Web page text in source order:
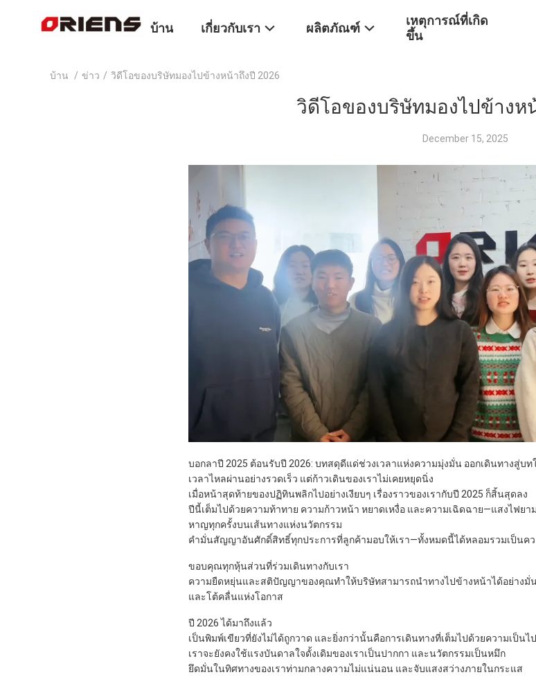
บ้าน เกี่ยวกับเรา ผลิตภัณฑ์
เหตุการณ์ที่เกิด
ขึ้น
บ้าน / ข่าว / วิดีโอของบริษัทมองไปข้างหน้าถึงปี 2026
วิดีโอของบริษัทมองไปข้างห
December 15, 2025
บอกลาปี 2025 ต้อนรับปี 2026: บทสดุดีแด่ช่วงเวลาแห่งความมุ่งมั่น ออกเดินทางสู่บท
เวลาไหลผ่านอย่างรวดเร็ว แต่ก้าวเดินของเราไม่เคยหยุดนิ่ง
เมื่อหน้าสุดท้ายของปฏิทินพลิกไปอย่างเงียบๆ เรื่องราวของเรากับปี 2025 ก็สิ้นสุดลง
ปีนี้เต็มไปด้วยความท้าทาย ความก้าวหน้า หยาดเหงื่อ และความเฉิดฉาย—แสงไฟยา
หาญทุกครั้งบนเส้นทางแห่งนวัตกรรม
คำมั่นสัญญาอันศักดิ์สิทธิ์ทุกประการที่ลูกค้ามอบให้เรา—ทั้งหมดนี้ได้หลอมรวมเป็นคว
ขอบคุณทุกหุ้นส่วนที่ร่วมเดินทางกับเรา
ความยืดหยุ่นและสติปัญญาของคุณทำให้บริษัทสามารถนำทางไปข้างหน้าได้อย่างมั่
และโต้คลื่นแห่งโอกาส
ปี 2026 ได้มาถึงแล้ว
เป็นพิมพ์เขียวที่ยังไม่ได้ถูกวาด และยิ่งกว่านั้นคือการเดินทางที่เต็มไปด้วยความเป็นไ
เราจะยังคงใช้แรงบันดาลใจดั้งเดิมของเราเป็นปากกา และนวัตกรรมเป็นหมึก
ยึดมั่นในทิศทางของเราท่ามกลางความไม่แน่นอน และจับแสงสว่างภายในกระแส